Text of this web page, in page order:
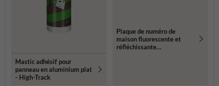
Mastic adhésif pour
panneau en aluminium plat
- High-Track
Plaque de numéro de
maison fluorescente et
réfléchissante